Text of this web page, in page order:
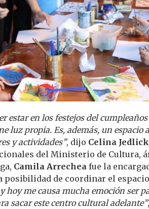
estar en los festejos del
luz propia. Es, además, un espacio
y actividades”, dijo Celina
del Ministerio de Cultura,
Camila Arrechea fue la
posibilidad de coordinar el
hoy me causa mucha emoción ser
sacar este centro cultural adelante”